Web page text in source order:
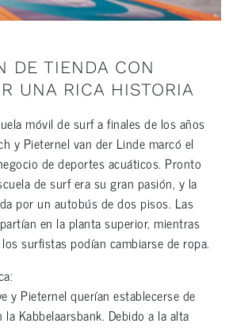
DE TIENDA CON
UNA RICA HISTORIA
móvil de surf a finales de los años
y Pieternel van der Linde marcó el
de deportes acuáticos. Pronto
de surf era su gran pasión, y la
por un autobús de dos pisos. Las
en la planta superior, mientras
surfistas podían cambiarse de ropa.
y Pieternel querían establecerse de
Kabbelaarsbank. Debido a la alta